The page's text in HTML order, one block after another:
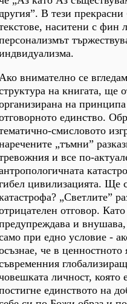
В тези
наситени с фин
внимателно се
на книгата, ще
на
единство.
смисловото
„тъмни”
и все по-
цивилизацията. Ще
„Светлите”
отговор.
и
при едно условие -
че в ценностното
личност, която
единството на